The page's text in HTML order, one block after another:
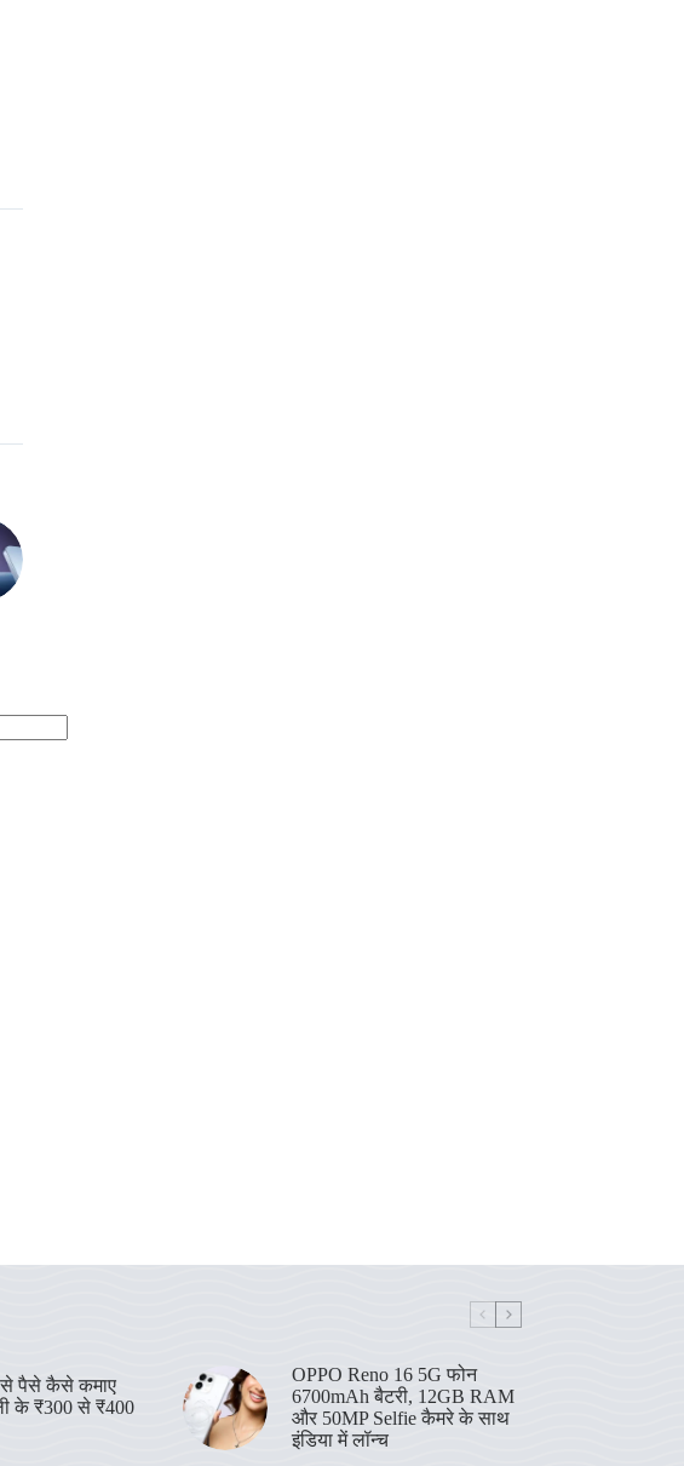
पैसे कैसे कमाए
के ₹300 से ₹400
OPPO Reno 16 5G फोन
6700mAh बैटरी, 12GB RAM
और 50MP Selfie कैमरे के साथ
इंडिया में लॉन्च